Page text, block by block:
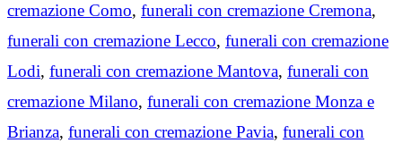
cremazione Como, funerali con cremazione Cremona,
funerali con cremazione Lecco, funerali con cremazione
Lodi, funerali con cremazione Mantova, funerali con
cremazione Milano, funerali con cremazione Monza e
Brianza, funerali con cremazione Pavia, funerali con